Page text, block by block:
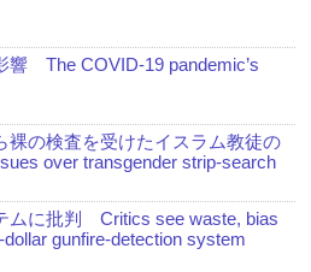
響 The COVID-19 pandemic’s
裸の検査を受けたイスラム教徒の
over transgender strip-search
ムに批判 Critics see waste, bias
dollar gunfire-detection system